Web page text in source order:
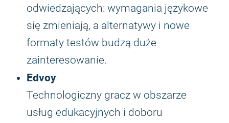
odwiedzających: wymagania językowe
się zmieniają, a alternatywy i nowe
formaty testów budzą duże
zainteresowanie.
Edvoy
Technologiczny gracz w obszarze
usług edukacyjnych i doboru